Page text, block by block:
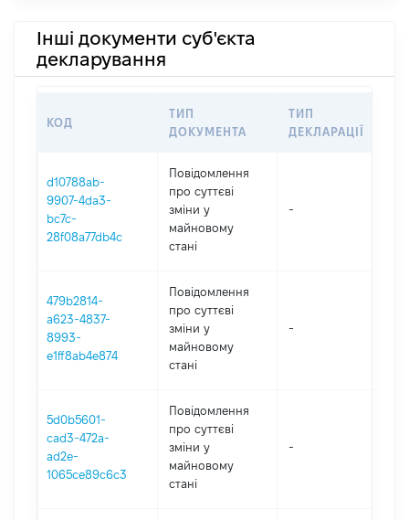
Інші документи суб'єкта
декларування
КОД
ТИП
ДОКУМЕНТА
ТИП
ДЕКЛАРАЦІЇ
d10788ab-
9907-4da3-
bc7c-
28f08a77db4c
Повідомлення
про суттєві
зміни y
майновому
стані
-
479b2814-
a623-4837-
8993-
e1ff8ab4e874
Повідомлення
про суттєві
зміни y
майновому
стані
-
5d0b5601-
cad3-472a-
ad2e-
1065ce89c6c3
Повідомлення
про суттєві
зміни y
майновому
стані
-